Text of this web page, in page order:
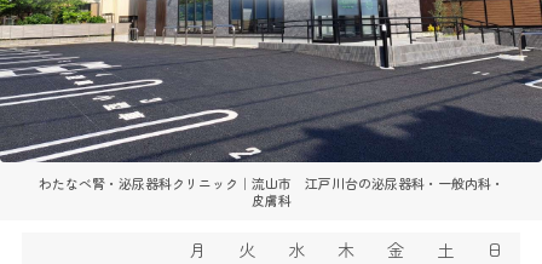
わたなべ腎・泌尿器科クリニック｜流山市 江戸川台の泌尿器科・一般内科・
皮膚科
月 火 水 木 金 土 日